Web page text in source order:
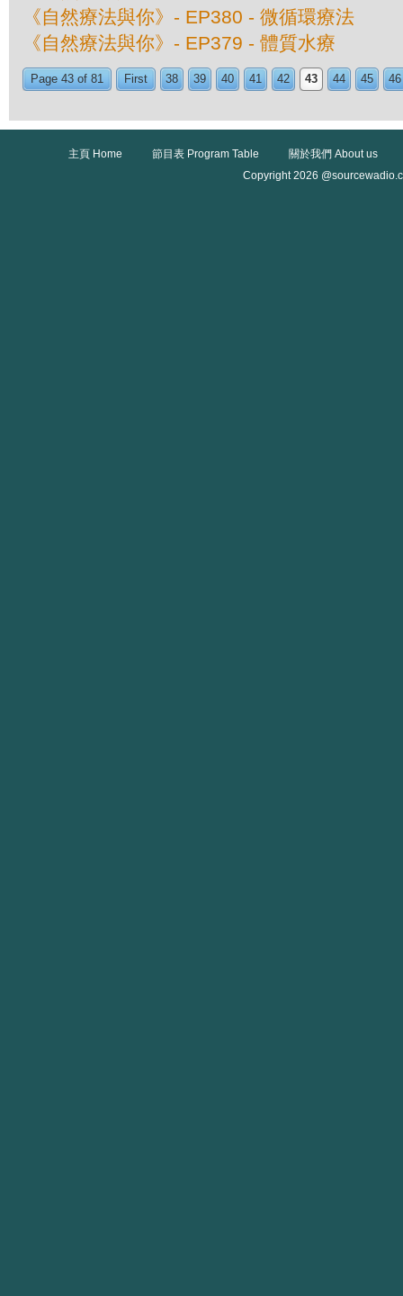
《自然療法與你》- EP380 - 微循環療法
《自然療法與你》- EP379 - 體質水療
Page 43 of 81 First 38 39 40 41 42 43 44 45 46
主頁 Home 節目表 Program Table
關於我們 About us
Copyright 2026